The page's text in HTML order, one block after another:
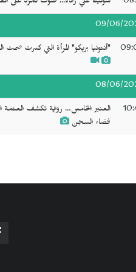
09/06/
"أنتونيا بريكو" المرأة التي كسرت صمت
08/06/
العنبر الخامس… رواية تكشف العتمة
فضاء السجن